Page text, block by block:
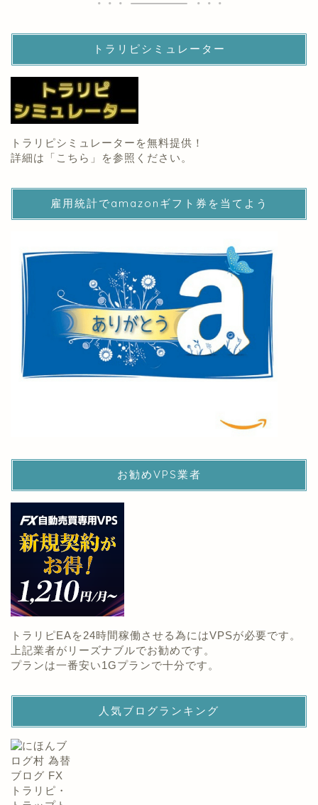
トラリピシミュレーター
トラリピシミュレーターを無料提供！
詳細は「 こちら 」を参照ください。
雇用統計でamazonギフト券を当てよう
お勧めVPS業者
トラリピEAを24時間稼働させる為にはVPSが必要です。
上記業者がリーズナブルでお勧めです。
プランは一番安い1Gプランで十分です。
人気ブログランキング